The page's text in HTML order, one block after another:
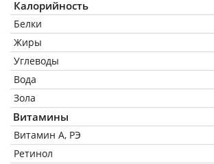
Калорийность
Белки
Жиры
Углеводы
Вода
Зола
Витамины
Витамин А, РЭ
Ретинол